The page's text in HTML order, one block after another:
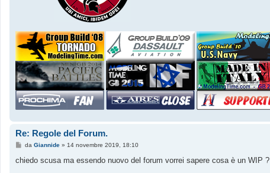
Re: Regole del Forum.
M
s
da Giannide» 14 novembre 2019, 18:10
chiedo scusa ma essendo nuovo del forum vorrei sapere cosa è un WIP ?